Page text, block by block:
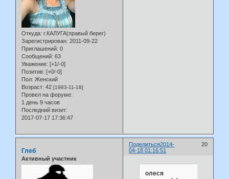
Откуда: г.КАЛУГА(правый берег)
Зарегистрирован: 2011-09-22
Приглашений: 0
Сообщений: 63
Уважение: [+1/-0]
Позитив: [+0/-0]
Пол: Женский
Возраст: 42 [1983-11-18]
Провел на форуме:
1 день 9 часов
Последний визит:
2017-07-17 17:36:47
Поделиться 20
2014-
04-18 01:16:51
Глеб
Активный участник
олеся